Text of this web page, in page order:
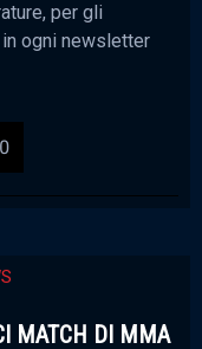
per gli
ogni newsletter
0
MATCH DI MMA